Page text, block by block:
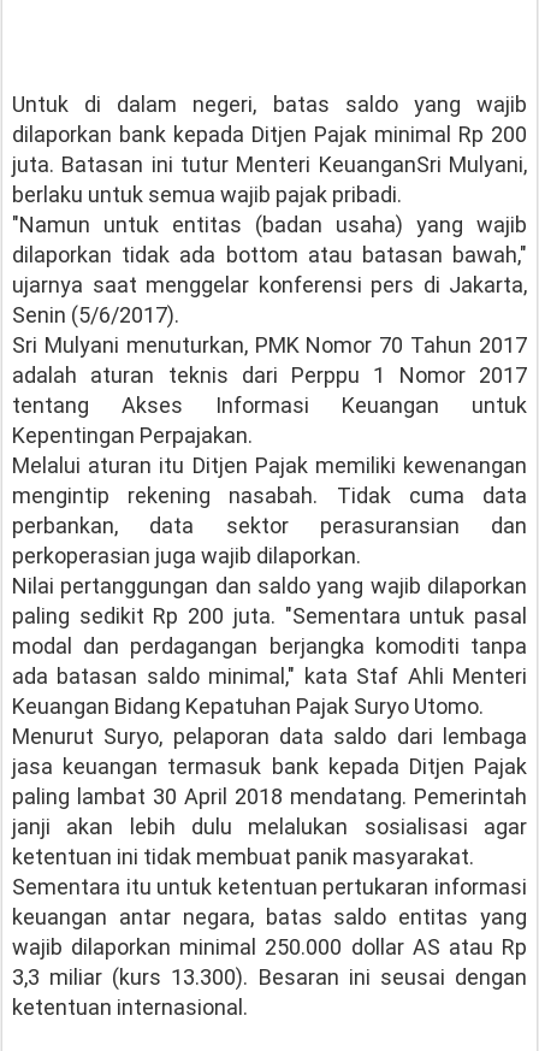
Untuk di dalam negeri, batas saldo yang wajib
dilaporkan bank kepada Ditjen Pajak minimal Rp 200
juta. Batasan ini tutur Menteri KeuanganSri Mulyani,
berlaku untuk semua wajib pajak pribadi.
"Namun untuk entitas (badan usaha) yang wajib
dilaporkan tidak ada bottom atau batasan bawah,"
ujarnya saat menggelar konferensi pers di Jakarta,
Senin (5/6/2017).
Sri Mulyani menuturkan, PMK Nomor 70 Tahun 2017
adalah aturan teknis dari Perppu 1 Nomor 2017
tentang Akses Informasi Keuangan untuk
Kepentingan Perpajakan.
Melalui aturan itu Ditjen Pajak memiliki kewenangan
mengintip rekening nasabah. Tidak cuma data
perbankan, data sektor perasuransian dan
perkoperasian juga wajib dilaporkan.
Nilai pertanggungan dan saldo yang wajib dilaporkan
paling sedikit Rp 200 juta. "Sementara untuk pasal
modal dan perdagangan berjangka komoditi tanpa
ada batasan saldo minimal," kata Staf Ahli Menteri
Keuangan Bidang Kepatuhan Pajak Suryo Utomo.
Menurut Suryo, pelaporan data saldo dari lembaga
jasa keuangan termasuk bank kepada Ditjen Pajak
paling lambat 30 April 2018 mendatang. Pemerintah
janji akan lebih dulu melalukan sosialisasi agar
ketentuan ini tidak membuat panik masyarakat.
Sementara itu untuk ketentuan pertukaran informasi
keuangan antar negara, batas saldo entitas yang
wajib dilaporkan minimal 250.000 dollar AS atau Rp
3,3 miliar (kurs 13.300). Besaran ini seusai dengan
ketentuan internasional.